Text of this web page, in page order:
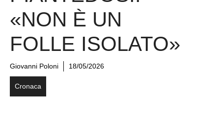
«NON È UN
FOLLE ISOLATO»
Giovanni Poloni 18/05/2026
Cronaca